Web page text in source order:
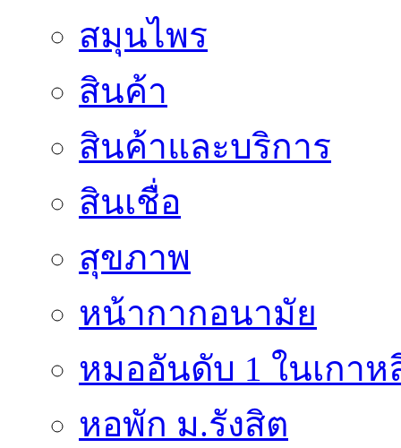
สมุนไพร
สินค้า
สินค้าและบริการ
สินเชื่อ
สุขภาพ
หน้ากากอนามัย
หมออันดับ 1 ในเกาห
หอพัก ม.รังสิต